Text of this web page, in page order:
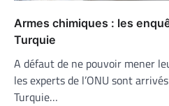
Armes chimiques : les
Turquie
A défaut de ne pouvoir mener
les experts de l’ONU sont
Turquie…